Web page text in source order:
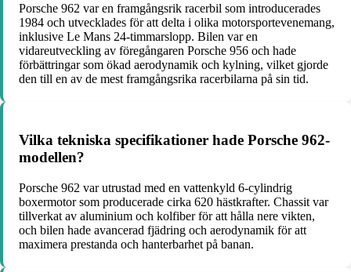
Porsche 962 var en framgångsrik racerbil som introducerades
1984 och utvecklades för att delta i olika motorsportevenemang,
inklusive Le Mans 24-timmarslopp. Bilen var en
vidareutveckling av föregångaren Porsche 956 och hade
förbättringar som ökad aerodynamik och kylning, vilket gjorde
den till en av de mest framgångsrika racerbilarna på sin tid.
Vilka tekniska specifikationer hade Porsche 962-
modellen?
Porsche 962 var utrustad med en vattenkyld 6-cylindrig
boxermotor som producerade cirka 620 hästkrafter. Chassit var
tillverkat av aluminium och kolfiber för att hålla nere vikten,
och bilen hade avancerad fjädring och aerodynamik för att
maximera prestanda och hanterbarhet på banan.